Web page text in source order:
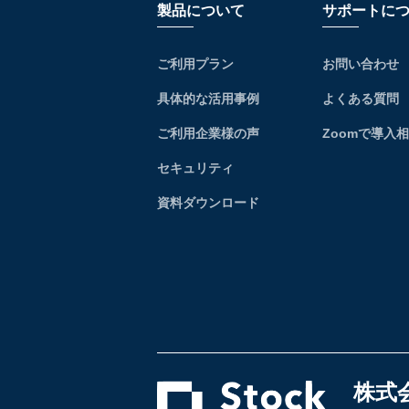
製品について
ご利用プラン
具体的な活用事例
ご利用企業様の声
セキュリティ
資料ダウンロード
サポートに
お問い合わせ
よくある質問
Zoomで導入
株式